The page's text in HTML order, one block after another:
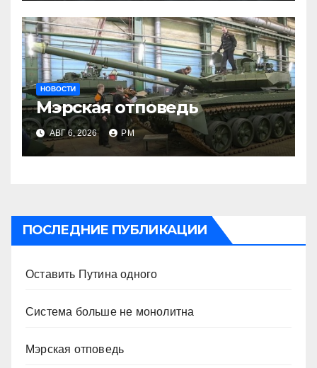
НОВОСТИ
Мэрская отповедь
АВГ 6, 2026 РМ
ПОСЛЕДНИЕ ПУБЛИКАЦИИ
Оставить Путина одного
Система больше не монолитна
Мэрская отповедь